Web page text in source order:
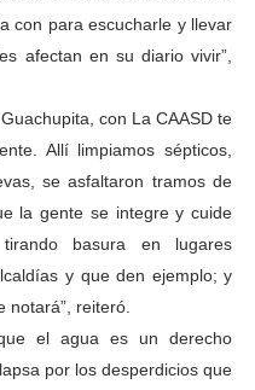
con para escucharle y llevar
afectan en su diario vivir”,
con La CAASD te
Allí limpiamos sépticos,
se asfaltaron tramos de
la gente se integre y cuide
basura en lugares
y que den ejemplo; y
notará”, reiteró.
el agua es un derecho
por los desperdicios que